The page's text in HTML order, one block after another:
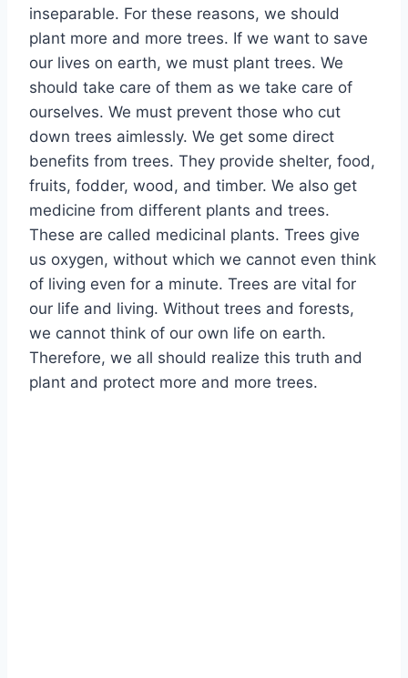
inseparable. For these reasons, we should
plant more and more trees. If we want to save
our lives on earth, we must plant trees. We
should take care of them as we take care of
ourselves. We must prevent those who cut
down trees aimlessly. We get some direct
benefits from trees. They provide shelter, food,
fruits, fodder, wood, and timber. We also get
medicine from different plants and trees.
These are called medicinal plants. Trees give
us oxygen, without which we cannot even think
of living even for a minute. Trees are vital for
our life and living. Without trees and forests,
we cannot think of our own life on earth.
Therefore, we all should realize this truth and
plant and protect more and more trees.